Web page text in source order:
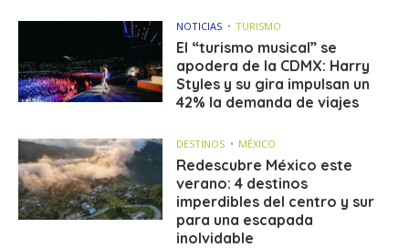
NOTICIAS TURISMO
El “turismo musical” se
apodera de la CDMX: Harry
Styles y su gira impulsan un
42% la demanda de viajes
DESTINOS MÉXICO
Redescubre México este
verano: 4 destinos
imperdibles del centro y sur
para una escapada
inolvidable